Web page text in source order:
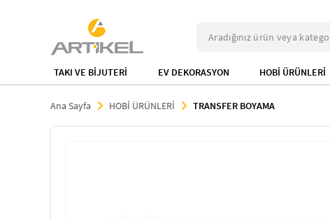
TAKI VE BİJUTERİ EV DEKORASYON HOBİ ÜRÜNLERİ
Ana Sayfa HOBİ ÜRÜNLERİ TRANSFER BOYAMA